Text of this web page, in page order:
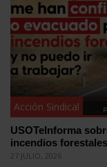
Acción Sindical
USOTeInforma
incendios forestales
27 JULIO, 2026